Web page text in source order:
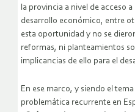
la provincia a nivel de acceso
desarrollo económico, entre
esta oportunidad y no se
reformas, ni planteamientos
implicancias de ello para el
En ese marco, y siendo el
problemática recurrente en